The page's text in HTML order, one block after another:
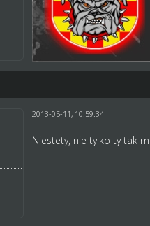
2013-05-11, 10:59:34
Niestety, nie tylko ty tak